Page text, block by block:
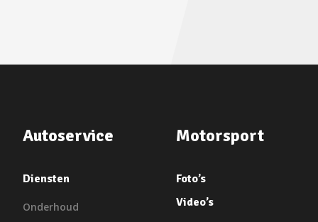
Autoservice
Diensten
Onderhoud
Motorsport
Foto’s
Video’s